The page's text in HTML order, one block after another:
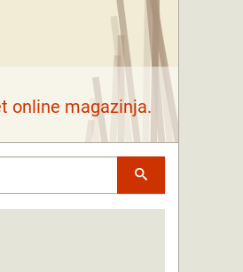
online magazinja.